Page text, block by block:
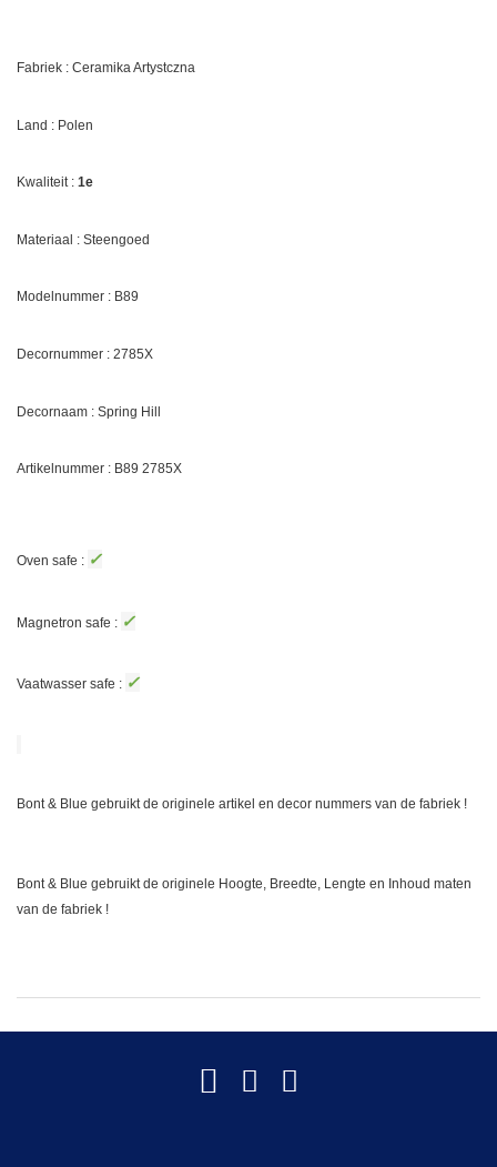
Fabriek : Ceramika Artystczna
Land : Polen
Kwaliteit : 1e
Materiaal : Steengoed
Modelnummer : B89
Decornummer : 2785X
Decornaam : Spring Hill
Artikelnummer : B89 2785X
Oven safe : ✓
Magnetron safe : ✓
Vaatwasser safe : ✓
Bont & Blue gebruikt de originele artikel en decor nummers van de fabriek !
Bont & Blue gebruikt de originele Hoogte, Breedte, Lengte en Inhoud maten
van de fabriek !